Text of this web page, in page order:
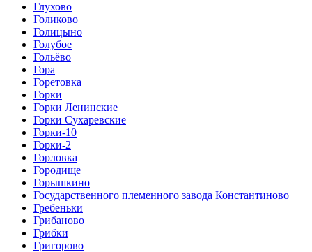
Глухово
Голиково
Голицыно
Голубое
Гольёво
Гора
Горетовка
Горки
Горки Ленинские
Горки Сухаревские
Горки-10
Горки-2
Горловка
Городище
Горышкино
Государственного племенного завода Константиново
Гребеньки
Грибаново
Грибки
Григорово